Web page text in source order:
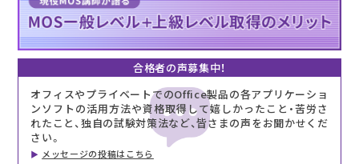
合格者の声募集中！
オフィスやプライベートでのOffice製品の各アプリケーショ
ンソフトの活用方法や資格取得して嬉しかったこと・苦労さ
れたこと、独自の試験対策法など、皆さまの声をお聞かせくだ
さい。
メッセージの投稿はこちら